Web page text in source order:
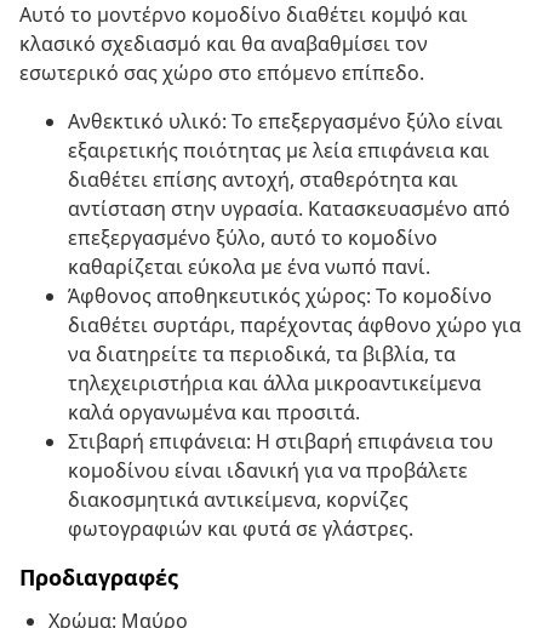
Αυτό το μοντέρνο κομοδίνο διαθέτει κομψό και
κλασικό σχεδιασμό και θα αναβαθμίσει τον
εσωτερικό σας χώρο στο επόμενο επίπεδο.
Ανθεκτικό υλικό: Το επεξεργασμένο ξύλο είναι
εξαιρετικής ποιότητας με λεία επιφάνεια και
διαθέτει επίσης αντοχή, σταθερότητα και
αντίσταση στην υγρασία. Κατασκευασμένο από
επεξεργασμένο ξύλο, αυτό το κομοδίνο
καθαρίζεται εύκολα με ένα νωπό πανί.
Άφθονος αποθηκευτικός χώρος: Το κομοδίνο
διαθέτει συρτάρι, παρέχοντας άφθονο χώρο για
να διατηρείτε τα περιοδικά, τα βιβλία, τα
τηλεχειριστήρια και άλλα μικροαντικείμενα
καλά οργανωμένα και προσιτά.
Στιβαρή επιφάνεια: Η στιβαρή επιφάνεια του
κομοδίνου είναι ιδανική για να προβάλετε
διακοσμητικά αντικείμενα, κορνίζες
φωτογραφιών και φυτά σε γλάστρες.
Προδιαγραφές
Χρώμα: Μαύρο